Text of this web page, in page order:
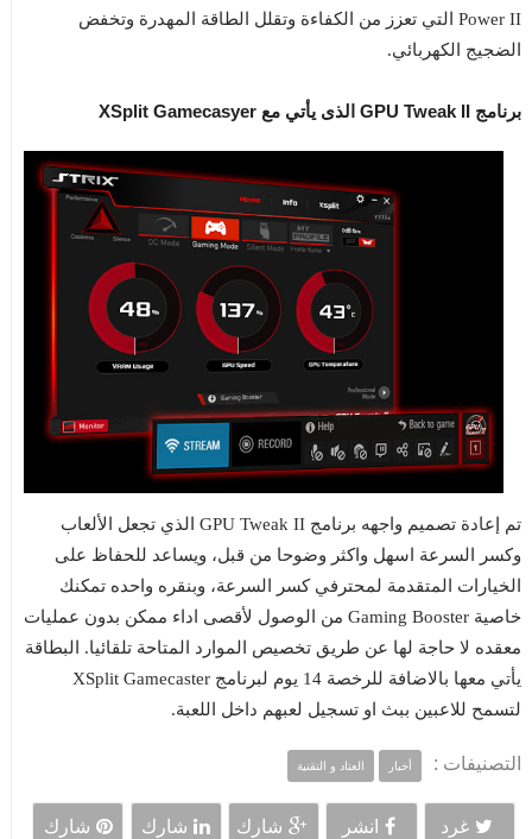
Power II التي تعزز من الكفاءة وتقلل الطاقة المهدرة وتخفض
الضجيج الكهربائي.
برنامج GPU Tweak II الذى يأتي مع XSplit Gamecasyer
تم إعادة تصميم واجهه برنامج GPU Tweak II الذي تجعل الألعاب
وكسر السرعة اسهل واكثر وضوحا من قبل، ويساعد للحفاظ على
الخيارات المتقدمة لمحترفي كسر السرعة، وبنقره واحده تمكنك
خاصية Gaming Booster من الوصول لأقصى اداء ممكن بدون عمليات
معقده لا حاجة لها عن طريق تخصيص الموارد المتاحة تلقائيا. البطاقة
يأتي معها بالاضافة للرخصة 14 يوم لبرنامج XSplit Gamecaster
لتسمح للاعبين ببث او تسجيل لعبهم داخل اللعبة.
التصنيفات : أخبار العتاد و التقنية
غرد انشر شارك شارك شارك